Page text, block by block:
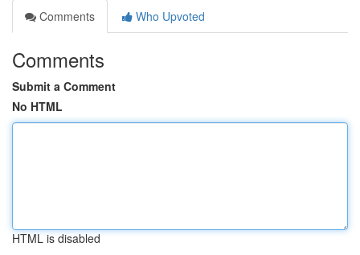
Comments
Who Upvoted
Comments
Submit a Comment
No HTML
HTML is disabled